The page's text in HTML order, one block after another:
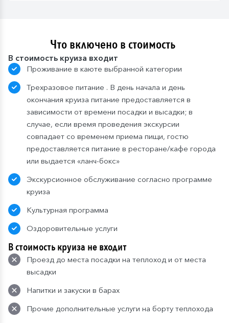
Что включено в стоимость
В стоимость круиза входит
Проживание в каюте выбранной категории
Трехразовое питание . В день начала и день
окончания круиза питание предоставляется в
зависимости от времени посадки и высадки; в
случае, если время проведения экскурсии
совпадает со временем приема пищи, гостю
предоставляется питание в ресторане/кафе города
или выдается «ланч-бокс»
Экскурсионное обслуживание согласно программе
круиза
Культурная программа
Оздоровительные услуги
В стоимость круиза не входит
Проезд до места посадки на теплоход и от места
высадки
Напитки и закуски в барах
Прочие дополнительные услуги на борту теплохода